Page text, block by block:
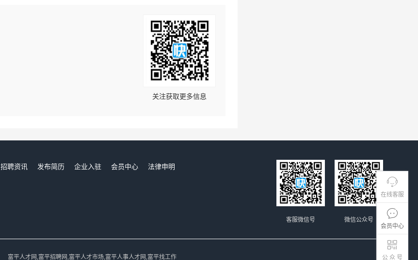
在线客服
会员中心
公 众 号
关注获取更多信息
招聘资讯 发布简历 企业入驻 会员中心
法律申明
微信公众号
客服微信号
富平人才网,富平招聘网,富平人才市场,富平人事人才网,富平找工作